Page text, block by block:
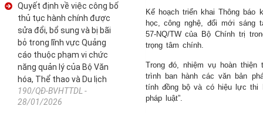
Quyết định về việc công bố
thủ tục hành chính được
sửa đổi, bổ sung và bị bãi
bỏ trong lĩnh vực Quảng
cáo thuộc phạm vi chức
năng quản lý của Bộ Văn
hóa, Thể thao và Du lịch
190/QĐ-BVHTTDL -
28/01/2026
Kế hoạch triển khai Thông
học, công nghệ, đổi mới sáng
57-NQ/TW của Bộ Chính trị
trọng tâm chính.
Trong đó, nhiệm vụ hoàn
trình ban hành các văn bản
tính đồng bộ và có hiệu lực thi
pháp luật”.